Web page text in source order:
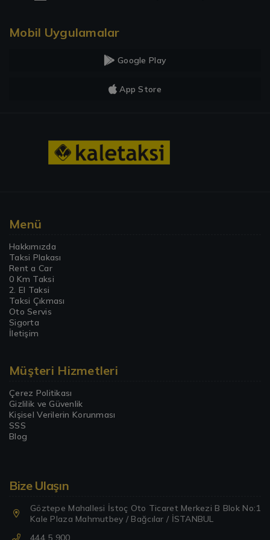
Mobil Uygulamalar
Google Play
App Store
Menü
Hakkımızda
Taksi Plakası
Rent a Car
0 Km Taksi
2. El Taksi
Taksi Çıkması
Oto Servis
Sigorta
İletişim
Müşteri Hizmetleri
Çerez Politikası
Gizlilik ve Güvenlik
Kişisel Verilerin Korunması
SSS
Blog
Bize Ulaşın
Göztepe Mahallesi İstoç Oto Ticaret Merkezi B Blok No:1
Kale Plaza Mahmutbey / Bağcılar / İSTANBUL